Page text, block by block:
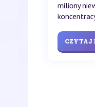
miliony
CZYTAJ